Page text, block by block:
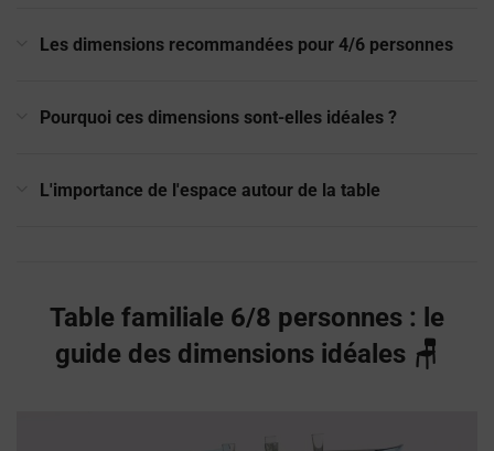
Les dimensions recommandées pour 4/6 personnes
Pourquoi ces dimensions sont-elles idéales ?
L'importance de l'espace autour de la table
Table familiale 6/8 personnes : le
guide des dimensions idéales 🪑